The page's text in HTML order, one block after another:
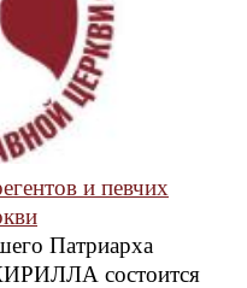
и певчих
Патриарха
состоится